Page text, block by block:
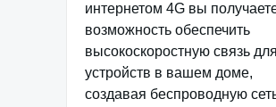
интернетом 4G вы
возможность обеспечить
высокоскоростную связь
устройств в вашем доме,
создавая беспроводную